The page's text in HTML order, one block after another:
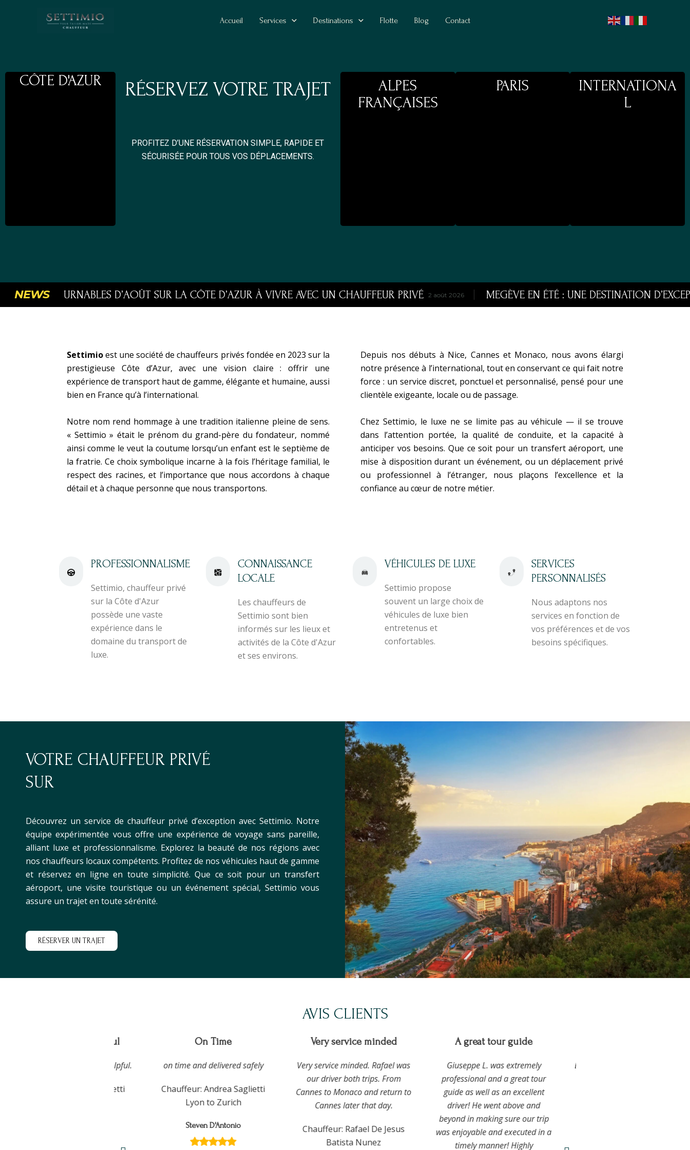
Accueil Services Destinations Flotte Blog Contact
CÔTE D'AZUR
RÉSERVEZ VOTRE TRAJET
PROFITEZ D’UNE RÉSERVATION SIMPLE, RAPIDE ET
SÉCURISÉE POUR TOUS VOS DÉPLACEMENTS.
ALPES
FRANÇAISES
PARIS
INTERNATIONA
L
NEWS D’AOÛT SUR LA CÔTE D’AZUR À VIVRE AVEC UN CHAUFFEUR PRIVÉ 2 août 2026 MEGÈVE EN ÉTÉ : UNE DESTINATION D’EXCEPTION À
Settimioest une société de chauffeurs privés fondée en 2023 sur la
prestigieuse Côte d’Azur, avec une vision claire : offrir une
expérience de transport haut de gamme, élégante et humaine, aussi
bien en France qu’à l’international.
Notre nom rend hommage à une tradition italienne pleine de sens.
« Settimio » était le prénom du grand-père du fondateur, nommé
ainsi comme le veut la coutume lorsqu’un enfant est le septième de
la fratrie. Ce choix symbolique incarne à la fois l’héritage familial, le
respect des racines, et l’importance que nous accordons à chaque
détail et à chaque personne que nous transportons.
Depuis nos débuts à Nice, Cannes et Monaco, nous avons élargi
notre présence à l’international, tout en conservant ce qui fait notre
force : un service discret, ponctuel et personnalisé, pensé pour une
clientèle exigeante, locale ou de passage.
Chez Settimio, le luxe ne se limite pas au véhicule — il se trouve
dans l’attention portée, la qualité de conduite, et la capacité à
anticiper vos besoins. Que ce soit pour un transfert aéroport, une
mise à disposition durant un événement, ou un déplacement privé
ou professionnel à l’étranger, nous plaçons l’excellence et la
confiance au cœur de notre métier.
PROFESSIONNALISME
Settimio, chauffeur privé
sur la Côte d'Azur
possède une vaste
expérience dans le
domaine du transport de
luxe.
CONNAISSANCE
LOCALE
Les chauffeurs de
Settimio sont bien
informés sur les lieux et
activités de la Côte d'Azur
et ses environs.
VÉHICULES DE LUXE
Settimio propose
souvent un large choix de
véhicules de luxe bien
entretenus et
confortables.
SERVICES
PERSONNALISÉS
Nous adaptons nos
services en fonction de
vos préférences et de vos
besoins spécifiques.
VOTRE CHAUFFEUR PRIVÉ
D|
Découvrez un service de chauffeur privé d’exception avec Settimio. Notre
équipe expérimentée vous offre une expérience de voyage sans pareille,
alliant luxe et professionnalisme. Explorez la beauté de nos régions avec
nos chauffeurs locaux compétents. Profitez de nos véhicules haut de gamme
et réservez en ligne en toute simplicité. Que ce soit pour un transfert
aéroport, une visite touristique ou un événement spécial, Settimio vous
assure un trajet en toute sérénité.
RÉSERVER UN TRAJET
AVIS CLIENTS
Driver was very good and helpful.
Chauffeur: Andrea Saglietti
On Time
on time and delivered safely
Chauffeur: Andrea Saglietti
Lyon to Zurich
Steven D'Antonio
Very service minded
Very service minded. Rafael was
our driver both trips. From
Cannes to Monaco and return to
Cannes later that day.
Chauffeur: Rafael De Jesus
Batista Nunez
A great tour guide
Giuseppe L. was extremely
professional and a great tour
guide as well as an excellent
driver! He went above and
beyond in making sure our trip
was enjoyable and executed in a
timely manner! Highly
Everything worked simple perfect.